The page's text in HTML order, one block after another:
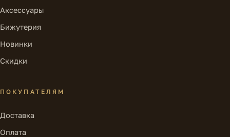
Аксессуары
Бижутерия
Новинки
Скидки
ПОКУПАТЕЛЯМ
Доставка
Оплата